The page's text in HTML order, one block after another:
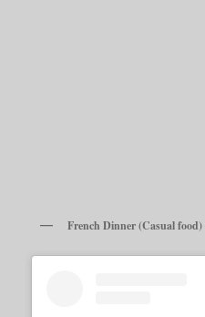
French Dinner (Casual food)